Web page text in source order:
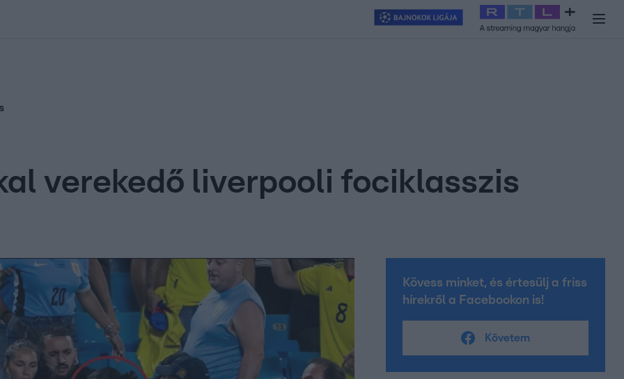
Exek csatája 2026 Celeb vagyok, ments ki innen
verekedő liverpooli fociklasszis
Kövess minket, és értesülj a friss
hírekről a Facebookon is!
Követem